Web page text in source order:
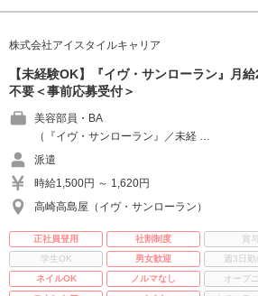
株式会社アイスタイルキャリア
【未経験OK】『イヴ・サンローラン』月
不要＜事前応募受付＞
美容部員・BA
（『イヴ・サンローラン』／未経 …
派遣
時給1,500円 ～ 1,620円
高崎高島屋（イヴ・サンローラン）
正社員登用 社割制度 賞与
学生OK
男女歓迎 週3日勤
ネイルOK
ノルマなし オープ